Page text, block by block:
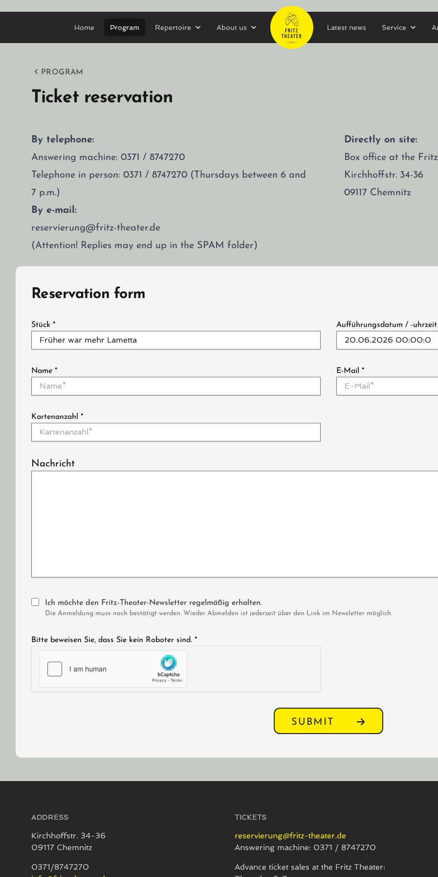
Home Program Repertoire About us Latest news Service
PROGRAM
Ticket reservation
By telephone:
Answering machine: 0371 / 8747270
Telephone in person: 0371 / 8747270 (Thursdays between 6 and
7 p.m.)
By e-mail:
reservierung@fritz-theater.de
(Attention! Replies may end up in the SPAM folder)
Directly on site:
Box office at the
Kirchhoffstr. 34-36
09117 Chemnitz
Reservation form
Stück * Aufführungsdatum / -
Name * E-Mail *
Kartenanzahl *
Nachricht
Ich möchte den Fritz-Theater-Newsletter regelmäßig erhalten.
Die Anmeldung muss noch bestätigt werden. Wieder Abmelden ist jederzeit über den Link im Newsletter möglich.
Bitte beweisen Sie, dass Sie kein Roboter sind. *
SUBMIT
ADDRESS
Kirchhoffstr. 34-36
09117 Chemnitz
0371/8747270
TICKETS
reservierung@fritz-theater.de
Answering machine: 0371 / 8747270
Advance ticket sales at the Fritz Theater: